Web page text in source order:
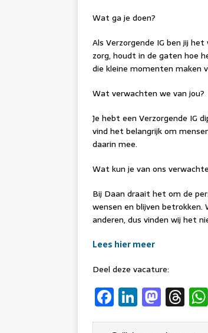
Wat ga je doen?
Als Verzorgende IG ben jij
zorg, houdt in de gaten hoe
die kleine momenten maken
Wat verwachten we van jou?
Je hebt een Verzorgende IG
vind het belangrijk om
daarin mee.
Wat kun je van ons
Bij Daan draait het om de
wensen en blijven betrokken.
anderen, dus vinden wij het
Lees hier meer
Deel deze vacature:
F
a
Li
n
M
a
T
h